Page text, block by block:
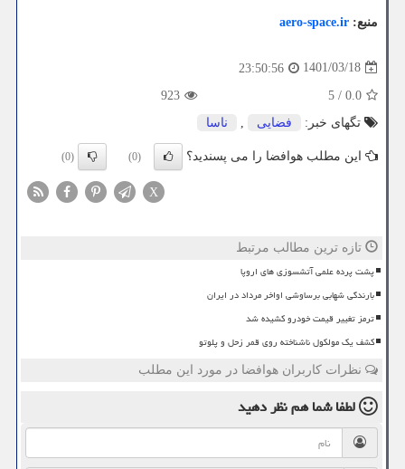
منبع: aero-space.ir
1401/03/18
23:50:56
0.0
/
5
923
تگهای خبر:
فضایی , ناسا
این مطلب هوافضا را می پسندید؟ (0)
(0)
X
تازه ترین مطالب مرتبط
پشت پرده علمی آتشسوزی های اروپا
بارندگی شهابی برساوشی اواخر مرداد در ایران
ترمز تغییر قیمت خودرو کشیده شد
کشف یک مولکول ناشناخته روی قمر زحل و پلوتو
نظرات کاربران هوافضا در مورد این مطلب
لطفا شما همنظر دهید